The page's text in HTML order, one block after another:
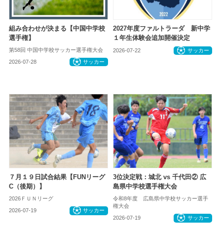
組み合わせが決まる【中国中学校
選手権】
第58回 中国中学校サッカー選手権大会
2026-07-28 サッカー
2027年度ファルトラーダ 新中学
１年生体験会追加開催決定
2026-07-22 サッカー
７月１９日試合結果【FUNリーグ
C（後期）】
2026ＦＵＮリーグ
2026-07-19 サッカー
3位決定戦：城北 vs 千代田② 広
島県中学校選手権大会
令和8年度 広島県中学校サッカー選手
権大会
2026-07-19 サッカー